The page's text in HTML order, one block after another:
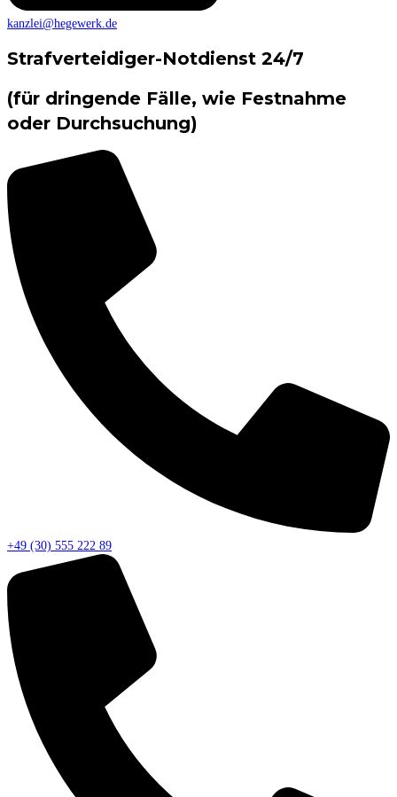
kanzlei@hegewerk.de
Strafverteidiger-Notdienst 24/7
(für dringende Fälle, wie Festnahme
oder Durchsuchung)
+49 (30) 555 222 89